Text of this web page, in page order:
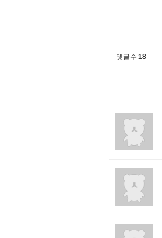
댓글수18